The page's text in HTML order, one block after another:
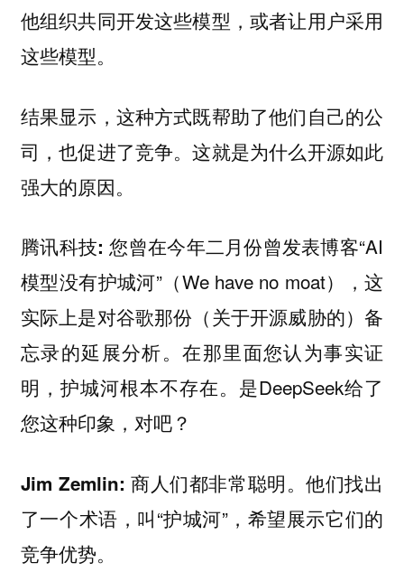
他组织共同开发这些模型，或者让用户采用
这些模型。
结果显示，这种方式既帮助了他们自己的公
司，也促进了竞争。这就是为什么开源如此
强大的原因。
腾讯科技: 您曾在今年二月份曾发表博客“AI
模型没有护城河”（We have no moat），这
实际上是对谷歌那份（关于开源威胁的）备
忘录的延展分析。在那里面您认为事实证
明，护城河根本不存在。是DeepSeek给了
您这种印象，对吧？
Jim Zemlin: 商人们都非常聪明。他们找出
了一个术语，叫“护城河”，希望展示它们的
竞争优势。